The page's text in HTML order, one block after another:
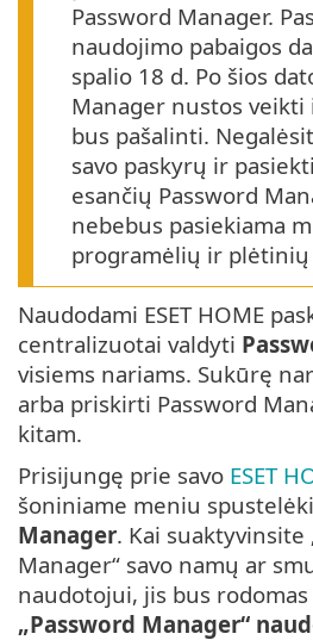
Password Manager.
naudojimo pabaigos
spalio 18 d. Po šios
Manager nustos veikti
bus pašalinti.
savo paskyrų ir
esančių Password
nebebus pasiekiama
programėlių ir
Naudodami ESET HOME
centralizuotai valdyti
visiems nariams. Sukūrę
arba priskirti Password
kitam.
Prisijungę prie savo ESET
šoniniame meniu
Manager. Kai suaktyvinsite
Manager“ savo namų ar
naudotojui, jis bus
„Password Manager“